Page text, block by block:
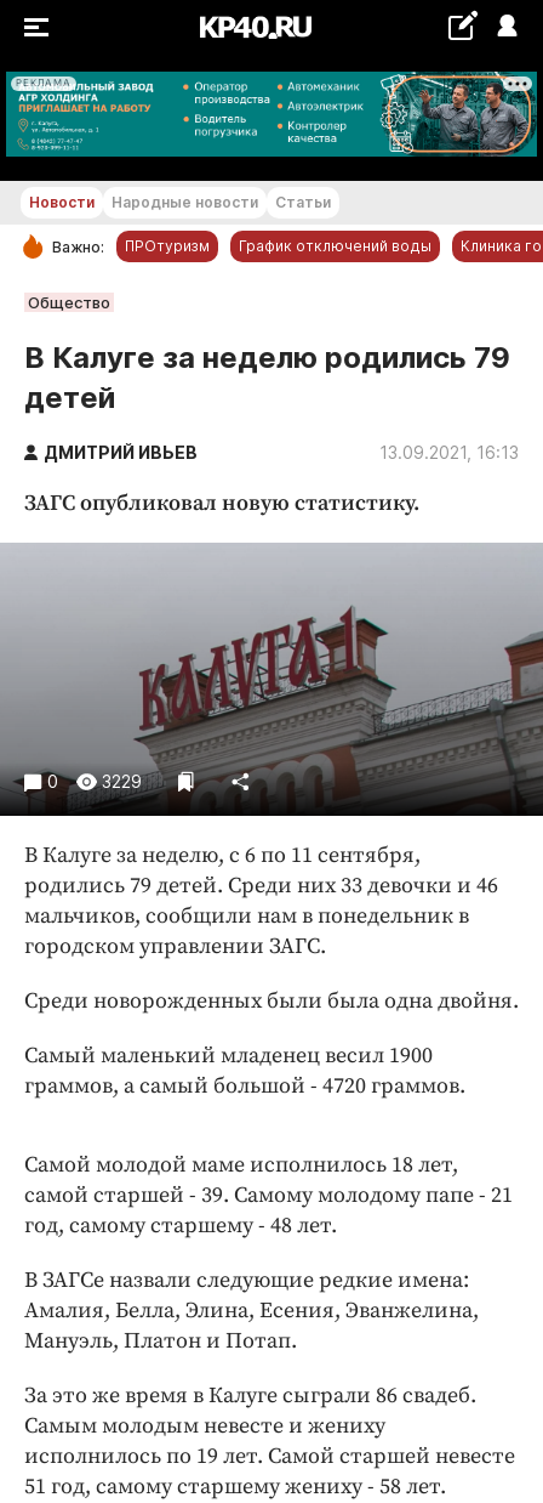
РЕКЛАМА
+23...+24 °С
РУБРИКИ
Новости компаний
Статьи
Народные новости
Авто и транспорт
Благоустройство
Недвижимость и ЖКХ
Образование
Общество
Погода
Праздники
Происшествия
Спорт
Экономика и бизнес
ПРОЕКТЫ
Издания
Медиаперсона
Интересное чтиво
Бренд года
Работодатель года
Новости Народные новости Статьи
Важно: ПРОтуризм График отключений воды Клиника
Общество
В Калуге за неделю родились 79
детей
ДМИТРИЙ ИВЬЕВ 13.09.2021, 16:13
ЗАГС опубликовал новую статистику.
0 3229
В Калуге за неделю, с 6 по 11 сентября,
родились 79 детей. Среди них 33 девочки и 46
мальчиков, сообщили нам в понедельник в
городском управлении ЗАГС.
Среди новорожденных были была одна двойня.
Самый маленький младенец весил 1900
граммов, а самый большой - 4720 граммов.
Самой молодой маме исполнилось 18 лет,
самой старшей - 39. Самому молодому папе - 21
год, самому старшему - 48 лет.
В ЗАГСе назвали следующие редкие имена:
Амалия, Белла, Элина, Есения, Эванжелина,
Мануэль, Платон и Потап.
За это же время в Калуге сыграли 86 свадеб.
Самым молодым невесте и жениху
исполнилось по 19 лет. Самой старшей невесте
51 год, самому старшему жениху - 58 лет.